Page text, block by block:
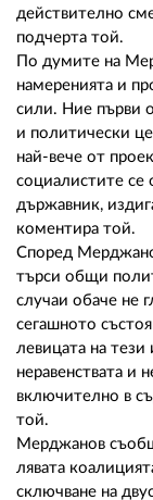
действително
подчерта той.
По думите на
намеренията и
сили. Ние първи
и политически
най-вече от
социалистите се
държавник,
коментира той.
Според
търси общи
случаи обаче не
сегашното
левицата на тези
неравенствата и
включително в
той.
Мерджанов
лявата
сключване на